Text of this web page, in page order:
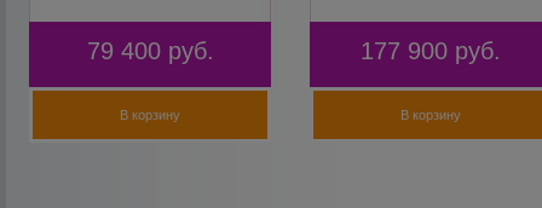
79 400 руб.
В корзину
177 900 руб.
В корзину